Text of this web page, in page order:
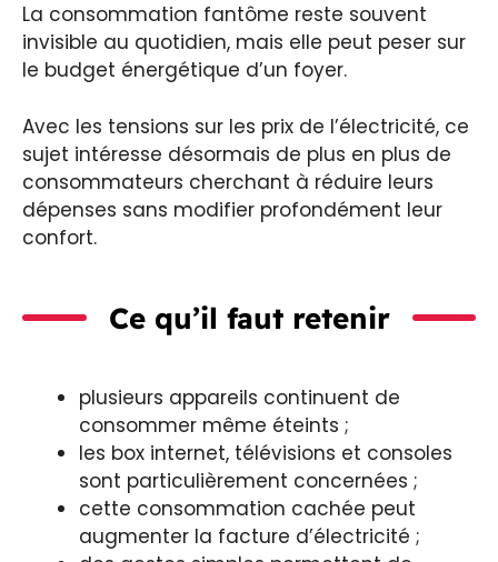
La consommation fantôme reste souvent
invisible au quotidien, mais elle peut peser sur
le budget énergétique d’un foyer.
Avec les tensions sur les prix de l’électricité, ce
sujet intéresse désormais de plus en plus de
consommateurs cherchant à réduire leurs
dépenses sans modifier profondément leur
confort.
Ce qu’il faut retenir
plusieurs appareils continuent de
consommer même éteints ;
les box internet, télévisions et consoles
sont particulièrement concernées ;
cette consommation cachée peut
augmenter la facture d’électricité ;